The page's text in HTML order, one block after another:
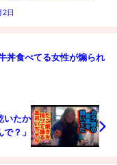
2日
丼食べてる女性が煽られ
いたか
？」